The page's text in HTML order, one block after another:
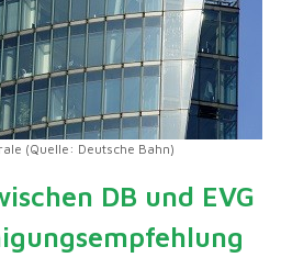
(Quelle: Deutsche Bahn)
DB und EVG